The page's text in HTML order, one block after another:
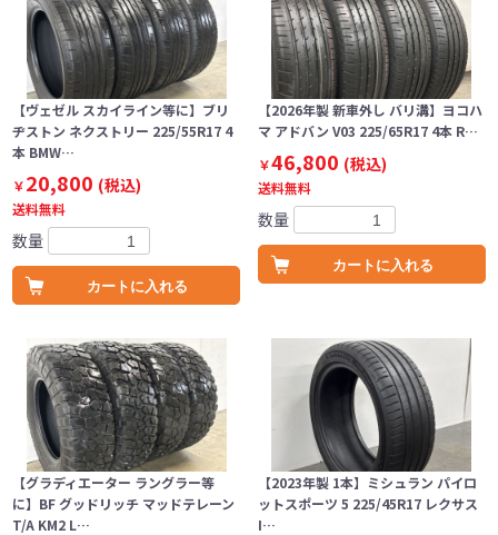
【ヴェゼル スカイライン等に】ブリ
ヂストン ネクストリー 225/55R17 4
本 BMW…
￥20,800 (税込)
送料無料
数量
カートに入れる
【2026年製 新車外し バリ溝】ヨコハ
マ アドバン V03 225/65R17 4本 R…
￥46,800 (税込)
送料無料
数量
カートに入れる
【グラディエーター ラングラー等
に】BF グッドリッチ マッドテレーン
T/A KM2 L…
【2023年製 1本】ミシュラン パイロ
ットスポーツ 5 225/45R17 レクサス
I…